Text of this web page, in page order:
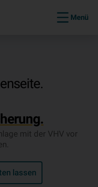
Menü
mit der VHV vor
lassen